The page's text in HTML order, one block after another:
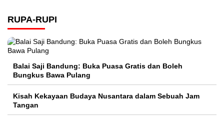
RUPA-RUPI
Balai Saji Bandung: Buka Puasa Gratis dan Boleh
Bungkus Bawa Pulang
Kisah Kekayaan Budaya Nusantara dalam Sebuah Jam
Tangan